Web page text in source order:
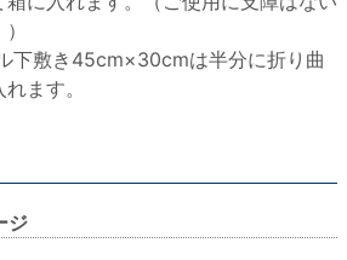
下敷き45cm×30cmは半分に折り曲
ます。
ジ